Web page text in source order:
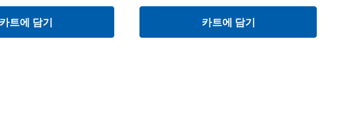
카트에 담기 카트에 담기